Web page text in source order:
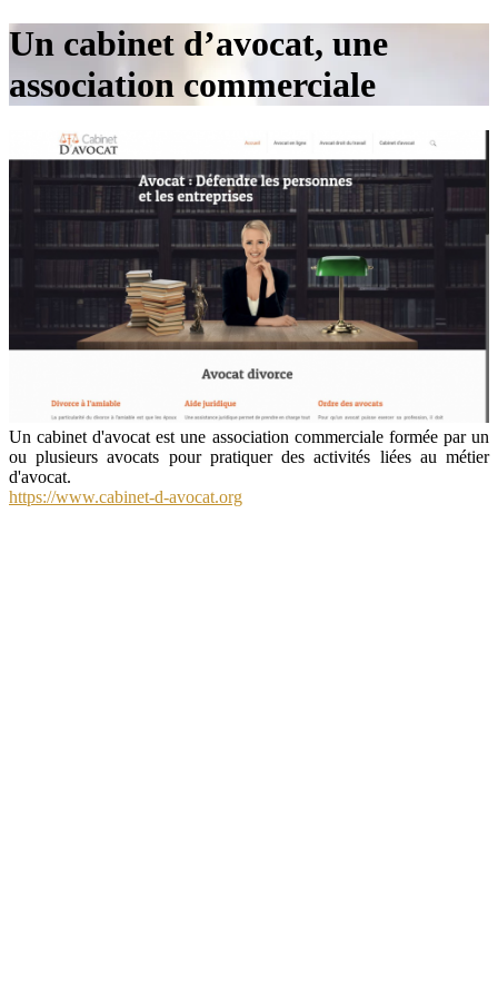
Un cabinet d’avocat, une
association commerciale
Un cabinet d'avocat est une association commerciale formée par un
ou plusieurs avocats pour pratiquer des activités liées au métier
d'avocat.
https://www.cabinet-d-avocat.org